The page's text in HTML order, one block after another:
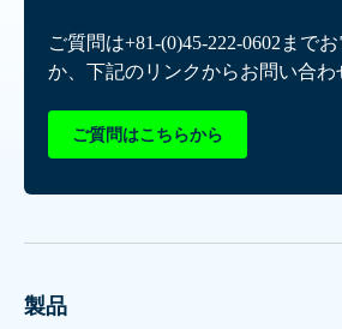
ご質問は+81-(0)45-222-0602 まで
か、下記のリンクからお問い合わ
ご質問はこちらから
製品